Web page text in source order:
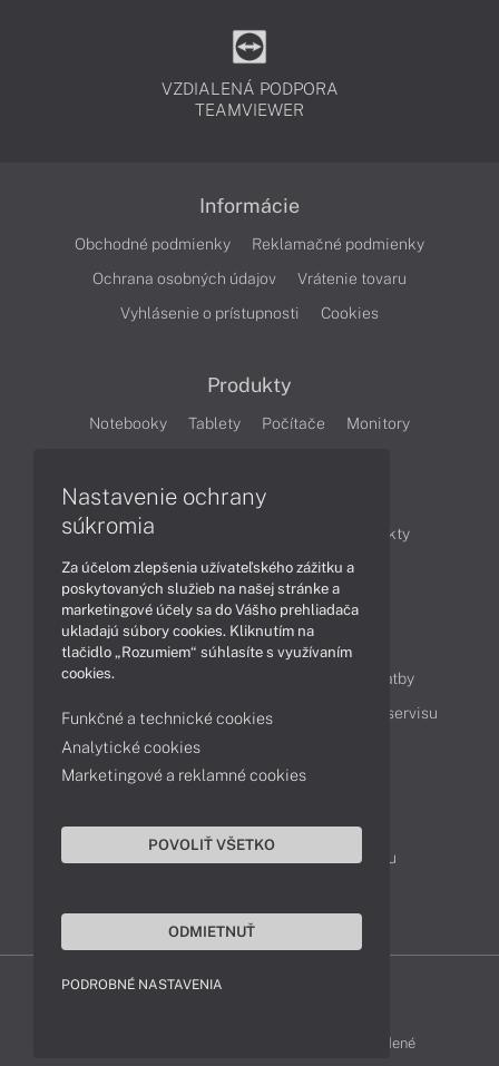
VZDIALENÁ PODPORA
TEAMVIEWER
Informácie
Obchodné podmienky
Reklamačné podmienky
Ochrana osobných údajov
Vrátenie tovaru
Vyhlásenie o prístupnosti
Cookies
Produkty
Notebooky Tablety Počítače Monitory
Články
Obchodné informácie
Produkty
Technológie
Videá
Obsah
Ako nakupovať
Možnosti doručenia a platby
Podpora a servis
Servisné služby Cenník servisu
Kontakty
043 4224 771
Obchodné oddelenie
Reklamácia tovaru
ACER-SHOP © 2011 - 2026 Všetky práva vyhradené
Nastavenie ochrany
súkromia
Za účelom zlepšenia užívateľského zážitku a
poskytovaných služieb na našej stránke a
marketingové účely sa do Vášho prehliadača
ukladajú súbory cookies. Kliknutím na
tlačidlo „Rozumiem“ súhlasíte s využívaním
cookies.
Funkčné a technické cookies
Analytické cookies
Marketingové a reklamné cookies
POVOLIŤ VŠETKO
ODMIETNUŤ
PODROBNÉ NASTAVENIA